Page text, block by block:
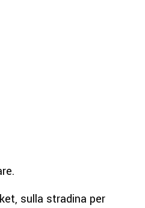
sulla stradina per